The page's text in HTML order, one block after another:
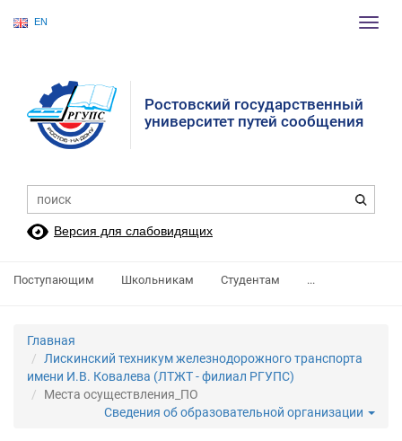
EN
Ростовский государственный
университет путей сообщения
Версия для слабовидящих
Поступающим Школьникам Студентам ...
Главная
Лискинский техникум железнодорожного транспорта
имени И.В. Ковалева (ЛТЖТ - филиал РГУПС)
Места осуществления_ПО
Сведения об образовательной организации